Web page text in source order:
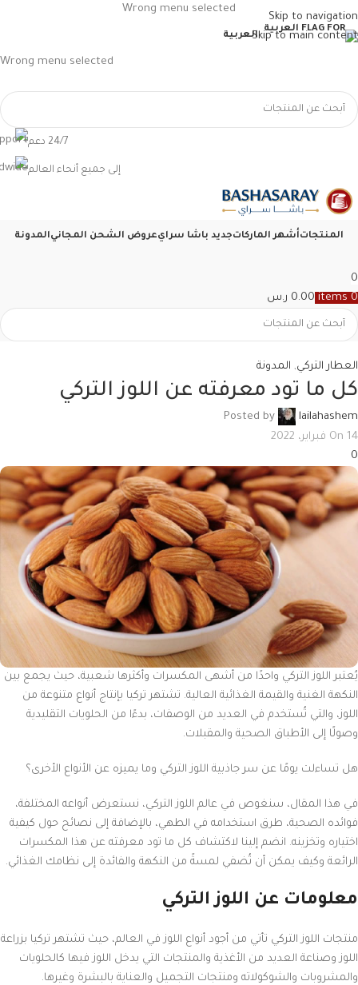
Skip to navigation
Skip to main content
Wrong menu selected
العربية
Wrong menu selected
24/7 دعم
إلى جميع أنحاء العالم
المنتجاتأشهر الماركاتجديد باشا سرايعروض الشحن المجانيالمدونة
0
0
items
0.00 ر.س
العطار التركي, المدونة
كل ما تود معرفته عن اللوز التركي
Posted by
lailahashem
On 14 فبراير، 2022
0
يُعتبر اللوز التركي واحدًا من أشهى المكسرات وأكثرها شعبية، حيث يجمع بين
النكهة الغنية والقيمة الغذائية العالية. تشتهر تركيا بإنتاج أنواع متنوعة من
اللوز، والتي تُستخدم في العديد من الوصفات، بدءًا من الحلويات التقليدية
وصولًا إلى الأطباق الصحية والمقبلات.
هل تساءلت يومًا عن سر جاذبية اللوز التركي وما يميزه عن الأنواع الأخرى؟
في هذا المقال، سنغوص في عالم اللوز التركي، نستعرض أنواعه المختلفة،
فوائده الصحية، طرق استخدامه في الطهي، بالإضافة إلى نصائح حول كيفية
اختياره وتخزينه. انضم إلينا لاكتشاف كل ما تود معرفته عن هذا المكسرات
الرائعة وكيف يمكن أن تُضفي لمسةً من النكهة والفائدة إلى نظامك الغذائي.
معلومات عن اللوز التركي
منتجات اللوز التركي تأتي من أجود أنواع اللوز في العالم، حيث تشتهر تركيا بزراعة
اللوز وصناعة العديد من الأغذية والمنتجات التي يدخل اللوز فيها كالحلويات
والمشروبات والشوكولاته ومنتجات التجميل والعناية بالبشرة وغيرها.